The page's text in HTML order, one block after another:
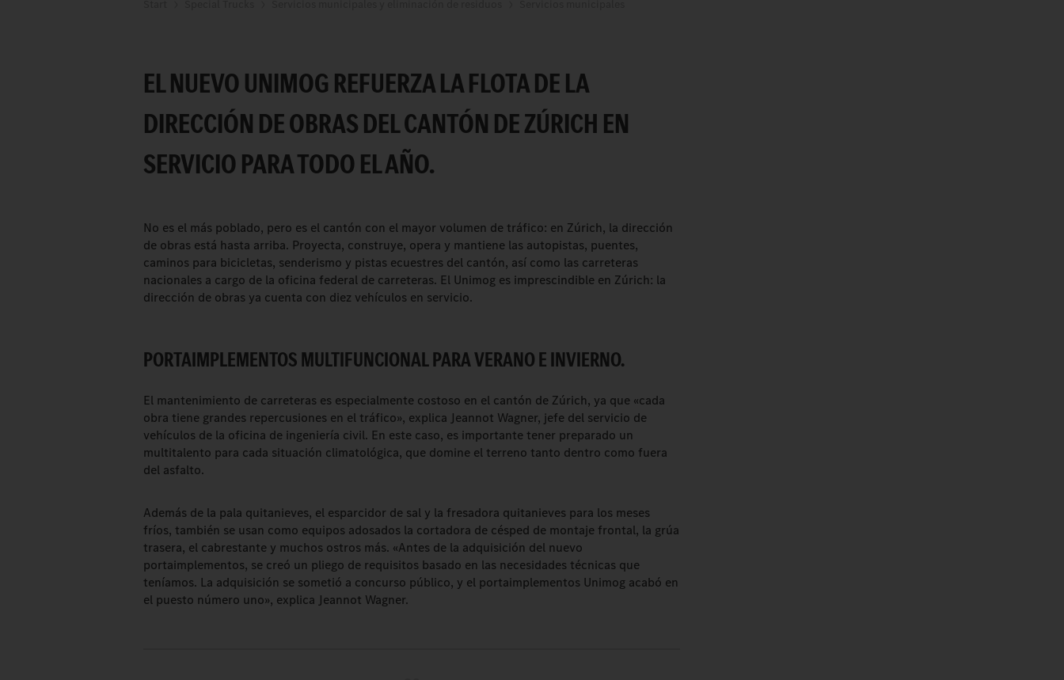
EL NUEVO UNIMOG REFUERZA LA FLOTA DE LA
DIRECCIÓN DE OBRAS DEL CANTÓN DE ZÚRICH EN
SERVICIO PARA TODO EL AÑO.
No es el más poblado, pero es el cantón con el mayor volumen de tráfico: en Zúrich, la dirección
de obras está hasta arriba. Proyecta, construye, opera y mantiene las autopistas, puentes,
caminos para bicicletas, senderismo y pistas ecuestres del cantón, así como las carreteras
nacionales a cargo de la oficina federal de carreteras. El Unimog es imprescindible en Zúrich: la
dirección de obras ya cuenta con diez vehículos en servicio.
PORTAIMPLEMENTOS MULTIFUNCIONAL PARA VERANO E INVIERNO.
El mantenimiento de carreteras es especialmente costoso en el cantón de Zúrich, ya que «cada
obra tiene grandes repercusiones en el tráfico», explica Jeannot Wagner, jefe del servicio de
vehículos de la oficina de ingeniería civil. En este caso, es importante tener preparado un
multitalento para cada situación climatológica, que domine el terreno tanto dentro como fuera
del asfalto.
Además de la pala quitanieves, el esparcidor de sal y la fresadora quitanieves para los meses
fríos, también se usan como equipos adosados la cortadora de césped de montaje frontal, la grúa
trasera, el cabrestante y muchos ostros más. «Antes de la adquisición del nuevo
portaimplementos, se creó un pliego de requisitos basado en las necesidades técnicas que
teníamos. La adquisición se sometió a concurso público, y el portaimplementos Unimog acabó en
el puesto número uno», explica Jeannot Wagner.